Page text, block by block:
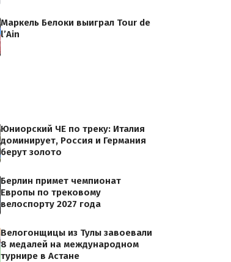
Маркель Белоки выиграл Tour de
l’Ain
Юниорский ЧЕ по треку: Италия
доминирует, Россия и Германия
берут золото
Берлин примет чемпионат
Европы по трековому
велоспорту 2027 года
Велогонщицы из Тулы завоевали
8 медалей на международном
турнире в Астане